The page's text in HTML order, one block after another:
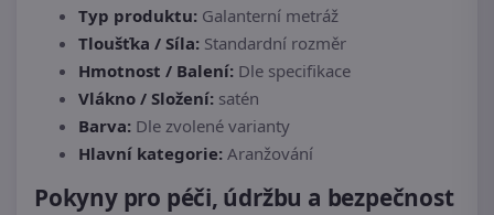
Typ produktu: Galanterní metráž
Tloušťka / Síla: Standardní rozměr
Hmotnost / Balení: Dle specifikace
Vlákno / Složení: satén
Barva: Dle zvolené varianty
Hlavní kategorie: Aranžování
Pokyny pro péči, údržbu a bezpečnost